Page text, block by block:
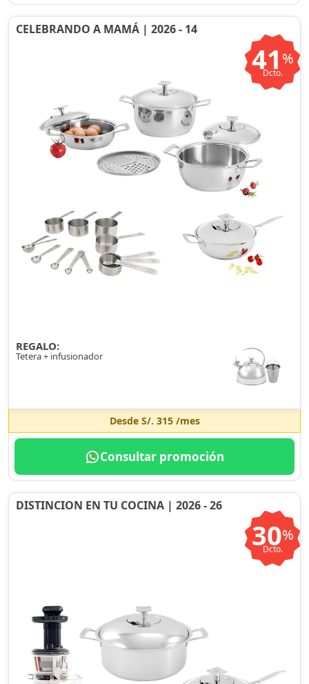
CELEBRANDO A MAMÁ | 2026 - 14
41 %
Dcto.
REGALO:
Tetera + infusionador
Desde S/. 315/mes
Consultar promoción
DISTINCION EN TU COCINA | 2026 - 26
30%
Dcto.